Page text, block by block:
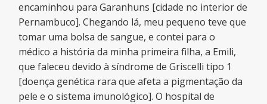
encaminhou para Garanhuns [cidade no interior de
Pernambuco]. Chegando lá, meu pequeno teve que
tomar uma bolsa de sangue, e contei para o
médico a história da minha primeira filha, a Emili,
que faleceu devido à síndrome de Griscelli tipo 1
[doença genética rara que afeta a pigmentação da
pele e o sistema imunológico]. O hospital de